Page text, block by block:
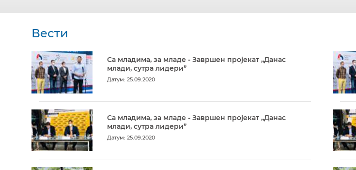
Вести
Са младима, за младе - Завршен пројекат „Данас
млади, сутра лидери”
Датум: 25.09.2020
Са младима, за младе - Завршен пројекат „Данас
млади, сутра лидери”
Датум: 25.09.2020